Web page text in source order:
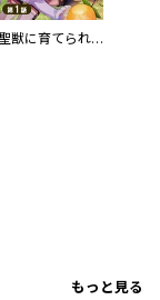
聖獣に育てられた少年の異世界ゆるり放浪記～神様からもらったチート魔法で、仲間たちとスローライフを満喫中～【分冊版】
もっと見る